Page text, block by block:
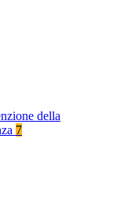
della
7